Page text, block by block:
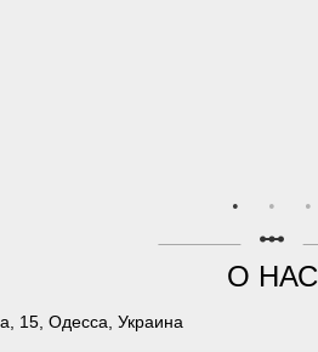
linear_scale
О НАС
15, Одесса, Украина